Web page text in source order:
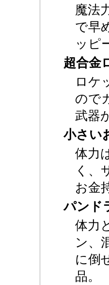
魔法
で早
ッピ
超合金
ロケ
ので
武器
小さい
体力
く、
お金
パンド
体力
ン、
に倒
品。